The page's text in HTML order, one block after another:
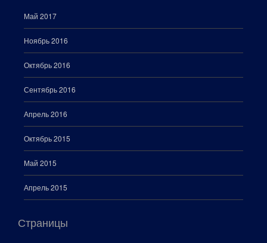
Май 2017
Ноябрь 2016
Октябрь 2016
Сентябрь 2016
Апрель 2016
Октябрь 2015
Май 2015
Апрель 2015
Страницы